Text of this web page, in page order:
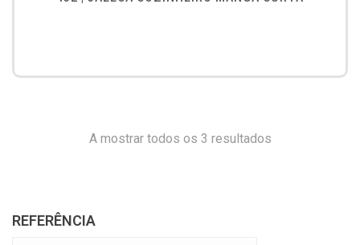
A mostrar todos os 3 resultados
REFERÊNCIA